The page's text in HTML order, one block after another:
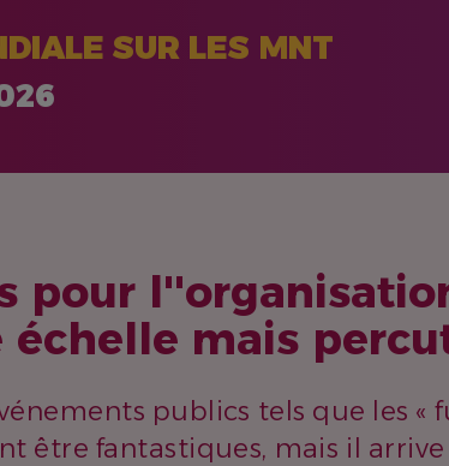
SUR LES MNT
pour
échelle mais
publics tels que les «
être fantastiques, mais il